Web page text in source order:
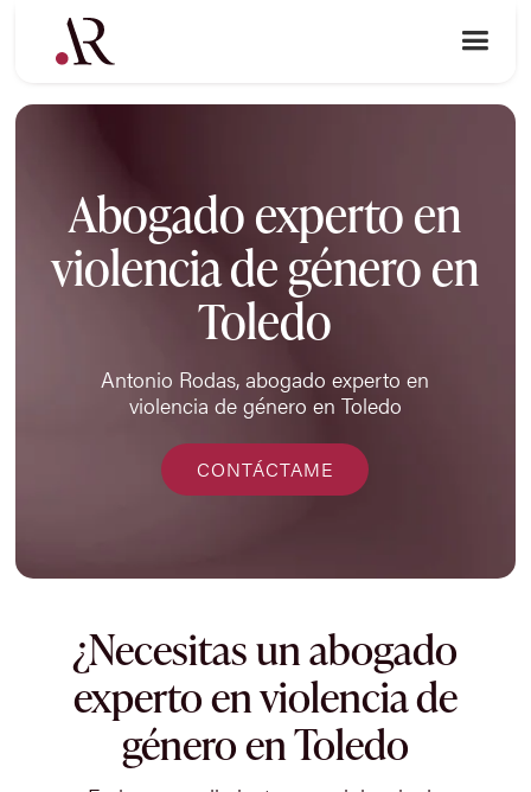
Abogado experto en
violencia de género en
Toledo
Antonio Rodas, abogado experto en
violencia de género en Toledo
CONTÁCTAME
¿Necesitas un abogado
experto en violencia de
género en Toledo